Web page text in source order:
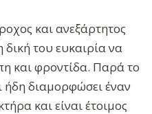
και ανεξάρτητος
δική του ευκαιρία να
και φροντίδα. Παρά το
ήδη διαμορφώσει έναν
και είναι έτοιμος